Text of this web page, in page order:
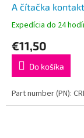
A čítačka
kariet Smart Card
(eObčanka),
kábel 1.3 m
Expedícia do 24
€11,50
Do košíka
Part number (PN):